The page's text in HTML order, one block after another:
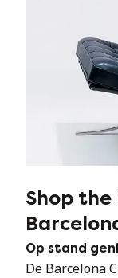
Shop the
Op stand
De Barcelona